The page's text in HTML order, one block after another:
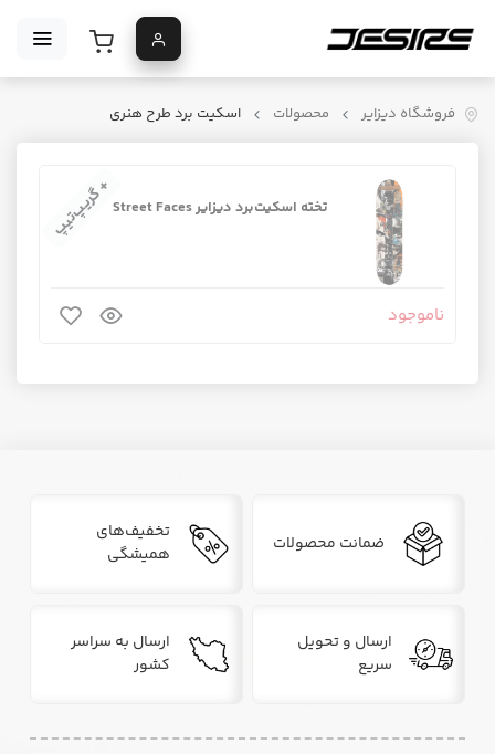
فروشگاه دیزایر محصولات اسکیت برد طرح هنری
تخته اسکیت‌برد دیزایر Street Faces
ناموجود
+ گریپ‌تیپ
ضمانت محصولات
تخفیف‌های
همیشگی
ارسال و تحویل
سریع
ارسال به سراسر
کشور